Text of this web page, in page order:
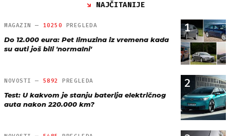
NAJČITANIJE
1
MAGAZIN — 10250 PREGLEDA
Do 12.000 eura: Pet limuzina iz vremena kada
su auti još bili 'normalni'
2
NOVOSTI — 5892 PREGLEDA
Test: U kakvom je stanju baterija električnog
auta nakon 220.000 km?